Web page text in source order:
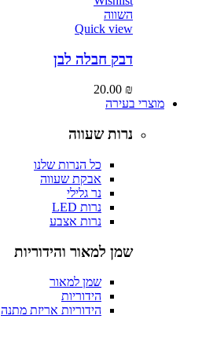
השווה
Quick view
דבק חבלה לבן
20.00 ₪
מוצרי בעירה
נרות שעווה
כל הנרות שלנו
אבקת שעווה
נר גלילי
נרות LED
נרות אצבע
שמן למאור והידוריות
שמן למאור
הידוריות
הידוריות אריזת מתנה